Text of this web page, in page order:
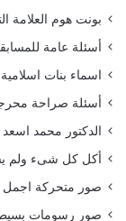
بونت هوم العلامة
أسئلة عامة للمسابقات
اسماء بنات
أسئلة صراحة محرجة
الدكتور محمد
أكل كل شىء ولم
صور متحركة اجمل
صور رسومات